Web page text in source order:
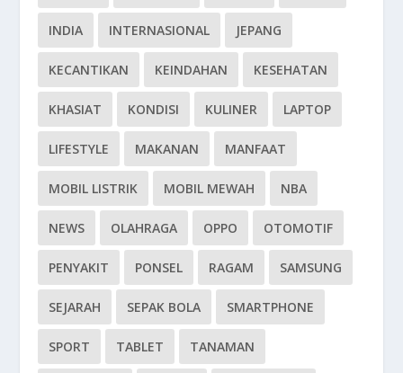
INDIA INTERNASIONAL JEPANG
KECANTIKAN KEINDAHAN KESEHATAN
KHASIAT KONDISI KULINER LAPTOP
LIFESTYLE MAKANAN MANFAAT
MOBIL LISTRIK MOBIL MEWAH NBA
NEWS OLAHRAGA OPPO OTOMOTIF
PENYAKIT PONSEL RAGAM SAMSUNG
SEJARAH SEPAK BOLA SMARTPHONE
SPORT TABLET TANAMAN